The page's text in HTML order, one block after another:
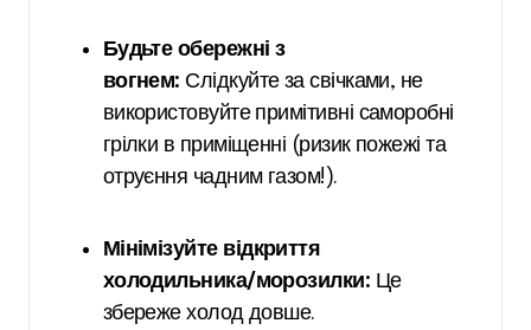
Будьте обережні з
вогнем: Слідкуйте за свічками, не
використовуйте примітивні саморобні
грілки в приміщенні (ризик пожежі та
отруєння чадним газом!).
Мінімізуйте відкриття
холодильника/морозилки: Це
збереже холод довше.